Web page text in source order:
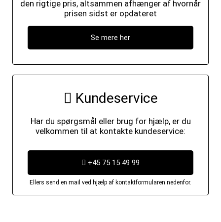
den rigtige pris, altsammen afhænger af hvornår
prisen sidst er opdateret
Se mere her
Kundeservice
Har du spørgsmål eller brug for hjælp, er du
velkommen til at kontakte kundeservice:
+45 75 15 49 99
Ellers send en mail ved hjælp af kontaktformularen nedenfor.